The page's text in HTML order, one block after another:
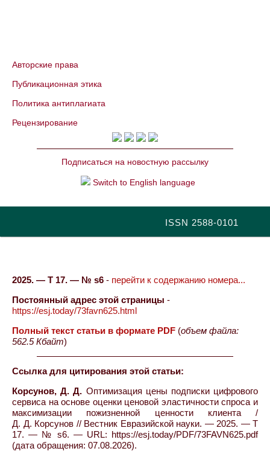
Авторские права
Публикационная этика
Политика антиплагиата
Рецензирование
Подписаться на новостную рассылку
Switch to English language
ISSN 2588-0101
2025. — Т 17. — № s6 - перейти к содержанию номера...
Постоянный адрес этой страницы -
https://esj.today/73favn625.html
Полный текст статьи в формате PDF (объем файла:
562.5 Кбайт)
Ссылка для цитирования этой статьи:
Корсунов, Д. Д. Оптимизация цены подписки цифрового
сервиса на основе оценки ценовой эластичности спроса и
максимизации пожизненной ценности клиента /
Д. Д. Корсунов // Вестник Евразийской науки. — 2025. — Т
17. — № s6. — URL: https://esj.today/PDF/73FAVN625.pdf
(дата обращения: 07.08.2026).